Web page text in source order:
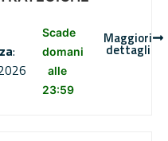
:
Scade
domani
alle
23:59
Maggiori
dettagli